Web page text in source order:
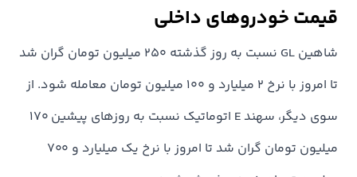
قیمت خودروهای داخلی
شاهین GL نسبت به روز گذشته 250 میلیون تومان گران شد
تا امروز با نرخ 2 میلیارد و 100 میلیون تومان معامله شود. از
سوی دیگر، سهند E اتوماتیک نسبت به روزهای پیشین 170
میلیون تومان گران شد تا امروز با نرخ یک میلیارد و 700